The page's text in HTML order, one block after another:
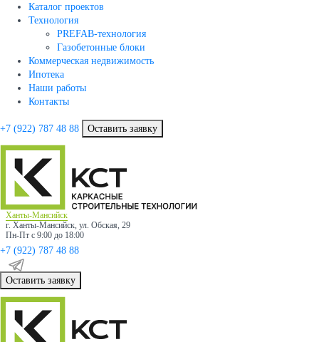
Каталог проектов
Технология
PREFAB-технология
Газобетонные блоки
Коммерческая недвижимость
Ипотека
Наши работы
Контакты
+7 (922) 787 48 88 Оставить заявку
Ханты-Мансийск
г. Ханты-Мансийск, ул. Обская, 29
Пн-Пт с 9:00 до 18:00
+7 (922) 787 48 88
Оставить заявку